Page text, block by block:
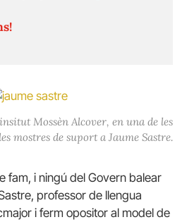
Mossèn Alcover, en una de les
mostres de suport a Jaume Sastre.
fam, i ningú del Govern balear
professor de llengua
i ferm opositor al model de